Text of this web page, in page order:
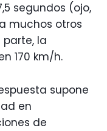
segundos (ojo,
muchos otros
parte, la
170 km/h.
supone
en
de